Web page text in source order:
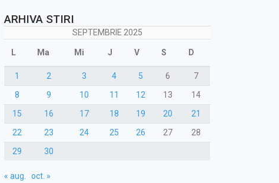
ARHIVA STIRI
SEPTEMBRIE 2025
L Ma Mi J V S D
1 2 3 4 5 6
7
8
9 10 11 12 13
14
15
16 17 18 19 20
21
22
23 24 25 26 27
28
29
30
« aug. oct. »